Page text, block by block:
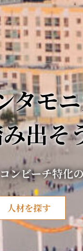
タモ
出そ
ンビーチ特化
人材を探す